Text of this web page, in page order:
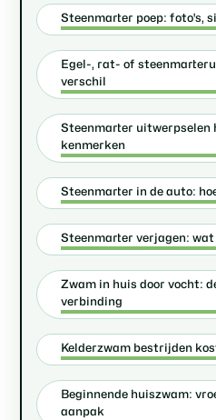
Steenmarter poep: foto's,
Egel-, rat- of
verschil
Steenmarter uitwerpselen
kenmerken
Steenmarter in de auto:
Steenmarter verjagen:
Zwam in huis door vocht:
verbinding
Kelderzwam bestrijden
Beginnende huiszwam:
aanpak